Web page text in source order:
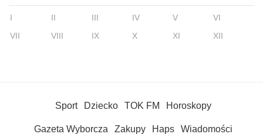
I II III IV V
VI
VII
VIII IX X XI XII
Sport Dziecko TOK FM Horoskopy
Gazeta Wyborcza Zakupy Haps Wiadomości